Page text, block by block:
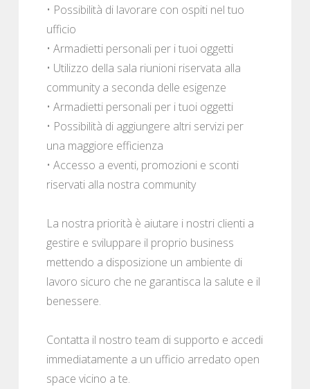
• Possibilità di lavorare con ospiti nel tuo
ufficio
• Armadietti personali per i tuoi oggetti
• Utilizzo della sala riunioni riservata alla
community a seconda delle esigenze
• Armadietti personali per i tuoi oggetti
• Possibilità di aggiungere altri servizi per
una maggiore efficienza
• Accesso a eventi, promozioni e sconti
riservati alla nostra community
La nostra priorità è aiutare i nostri clienti a
gestire e sviluppare il proprio business
mettendo a disposizione un ambiente di
lavoro sicuro che ne garantisca la salute e il
benessere.
Contatta il nostro team di supporto e accedi
immediatamente a un ufficio arredato open
space vicino a te.